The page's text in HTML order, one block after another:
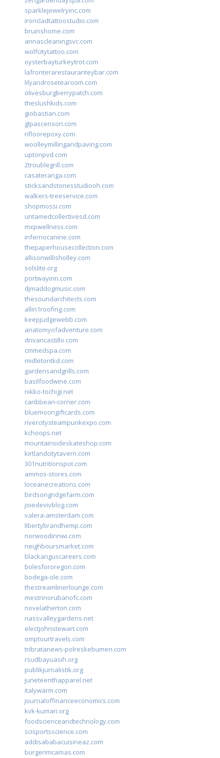
sparklejewelryinc.com
ironcladtattoostudio.com
bruinshome.com
annascleaningsvc.com
wolfcitytattoo.com
oysterbayturkeytrot.com
lafronterarestauranteybar.com
lilyandrosetearoom.com
olivesburgberrypatch.com
theslushkids.com
giobastian.com
glpascensori.com
rifloorepoxy.com
woolleymillingandpaving.com
uptonpvd.com
2troublegrill.com
casateranga.com
sticksandstonesstudiooh.com
walkers-treeservice.com
shopmossi.com
untamedcollectivesd.com
mxpwellness.com
infernocanine.com
thepaperhousecollection.com
allisonwillisholley.com
solslite.org
portwayinn.com
djmaddogmusic.com
thesoundarchitects.com
allin1roofing.com
keepjudgewebb.com
anatomyofadventure.com
drivancastillo.com
cmmedspa.com
midletontkd.com
gardensandgrills.com
basilfoodwine.com
nikko-tochigi.net
caribbean-corner.com
bluemoongiftcards.com
rivercitysteampunkexpo.com
kchoops.net
mountainsideskateshop.com
kirtlandcitytavern.com
301nutritionspot.com
ammos-stores.com
loceanecreations.com
birdsongridgefarm.com
joiedevivblog.com
valera-amsterdam.com
libertybrandhemp.com
norwoodinnwi.com
neighboursmarket.com
blackanguscareers.com
bolesfororegon.com
bodega-ole.com
thestreamlinerlounge.com
mestrinorubanofc.com
novelatherton.com
nassvalleygardens.net
electjohnstewart.com
omptourtravels.com
tribratanews-polreskebumen.com
rsudbayuasih.org
publikjurnalistik.org
juneteenthapparel.net
italywarm.com
journaloffinanceeconomics.com
kvk-kumari.org
foodscienceandtechnology.com
scisportsscience.com
addisababacuisineaz.com
burgerimcamas.com